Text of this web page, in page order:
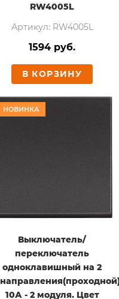
RW4005L
Артикул: RW4005L
1594 руб.
В КОРЗИНУ
НОВИНКА
Выключатель/
переключатель
одноклавишный на 2
10А - 2 модуля. Цвет